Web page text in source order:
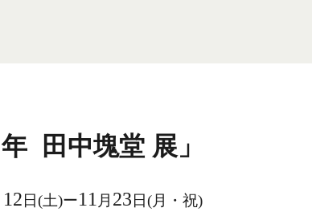
年田中塊堂 展」
12 日(土)ー11 月 23 日(月・祝)